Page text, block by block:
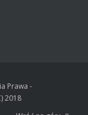
Prawa -
2018